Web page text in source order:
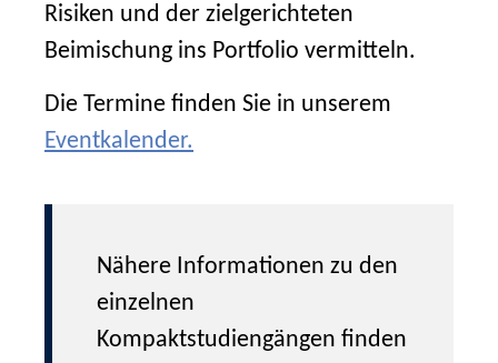
Risiken und der zielgerichteten
Beimischung ins Portfolio vermitteln.
Die Termine finden Sie in unserem
Eventkalender.
Nähere Informationen zu den
einzelnen
Kompaktstudiengängen finden